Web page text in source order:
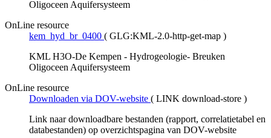
Oligoceen Aquifersysteem
OnLine resource
kem_hyd_br_0400 ( GLG:KML-2.0-http-get-map )
KML H3O-De Kempen - Hydrogeologie- Breuken
Oligoceen Aquifersysteem
OnLine resource
Downloaden via DOV-website ( LINK download-store )
Link naar downloadbare bestanden (rapport, correlatietabel en
databestanden) op overzichtspagina van DOV-website